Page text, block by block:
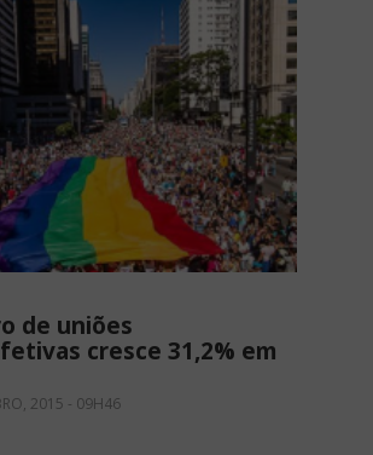
de uniões
cresce 31,2% em
2015 - 09H46